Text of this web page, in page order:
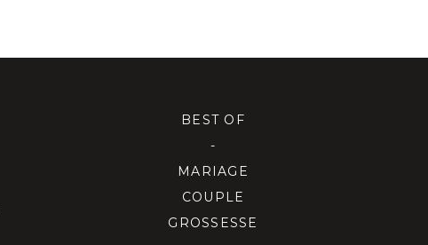
BEST OF
-
MARIAGE
COUPLE
GROSSESSE